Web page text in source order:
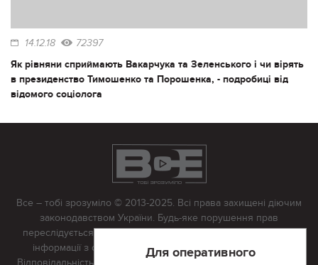
14.12.18 72397
Як рівняни сприймають Вакарчука та Зеленського і чи вірять
в президенство Тимошенко та Порошенка, - подробиці від
відомого соціолога
Для оперативного
Все – тобі зрозуміло © 2013-2025. Всі права захищені діючим
законодавством України. Будь-яке порушення прав
переслідується в судовому порядку. Будь-яке відтворення
інформації з сайту тільки з письмово дозволу редакції.
Відповідальність за достовірність усіх матеріалів, розміщених